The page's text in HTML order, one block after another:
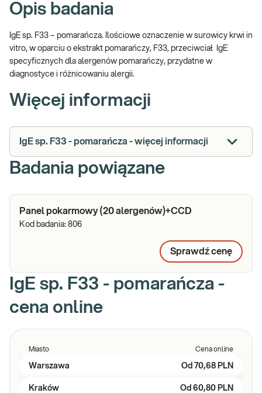
Opis badania
IgE sp. F33 – pomarańcza. Ilościowe oznaczenie w surowicy krwi in
vitro, w oparciu o ekstrakt pomarańczy, F33, przeciwciał IgE
specyficznych dla alergenów pomarańczy, przydatne w
diagnostyce i różnicowaniu alergii.
Więcej informacji
IgE sp. F33 - pomarańcza - więcej informacji
Badania powiązane
Panel pokarmowy (20 alergenów)+CCD
Kod badania: 806
Sprawdź cenę
IgE sp. F33 - pomarańcza -
cena online
Miasto Cena online
Warszawa Od 70,68 PLN
Kraków Od 60,80 PLN